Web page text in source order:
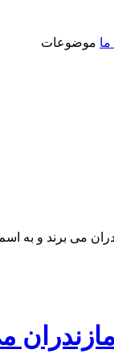
موضوعات
می برند و به